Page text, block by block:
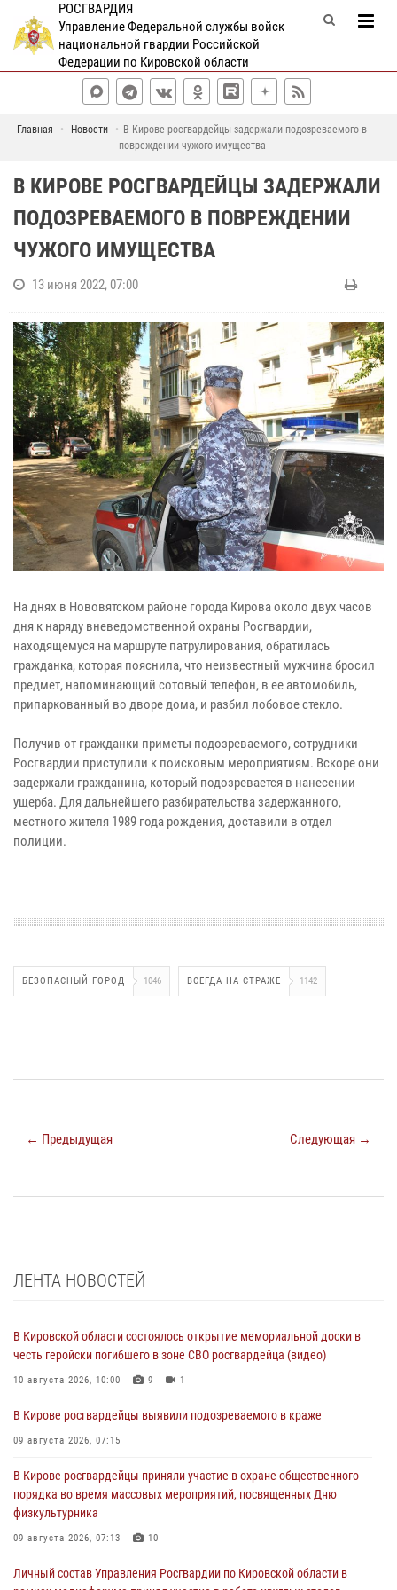
РОСГВАРДИЯ
Управление Федеральной службы войск
национальной гвардии Российской
Федерации по Кировской области
Главная Новости
В Кирове росгвардейцы задержали подозреваемого в
повреждении чужого имущества
В КИРОВЕ РОСГВАРДЕЙЦЫ ЗАДЕРЖАЛИ
ПОДОЗРЕВАЕМОГО В ПОВРЕЖДЕНИИ
ЧУЖОГО ИМУЩЕСТВА
13 июня 2022, 07:00
На днях в Нововятском районе города Кирова около двух часов
дня к наряду вневедомственной охраны Росгвардии,
находящемуся на маршруте патрулирования, обратилась
гражданка, которая пояснила, что неизвестный мужчина бросил
предмет, напоминающий сотовый телефон, в ее автомобиль,
припаркованный во дворе дома, и разбил лобовое стекло.
Получив от гражданки приметы подозреваемого, сотрудники
Росгвардии приступили к поисковым мероприятиям. Вскоре они
задержали гражданина, который подозревается в нанесении
ущерба. Для дальнейшего разбирательства задержанного,
местного жителя 1989 года рождения, доставили в отдел
полиции.
БЕЗОПАСНЫЙ ГОРОД 1046 ВСЕГДА НА СТРАЖЕ 1142
← Предыдущая Следующая →
ЛЕНТА НОВОСТЕЙ
В Кировской области состоялось открытие мемориальной доски в
честь геройски погибшего в зоне СВО росгвардейца (видео)
10 августа 2026, 10:00 9 1
В Кирове росгвардейцы выявили подозреваемого в краже
09 августа 2026, 07:15
В Кирове росгвардейцы приняли участие в охране общественного
порядка во время массовых мероприятий, посвященных Дню
физкультурника
09 августа 2026, 07:13 10
Личный состав Управления Росгвардии по Кировской области в